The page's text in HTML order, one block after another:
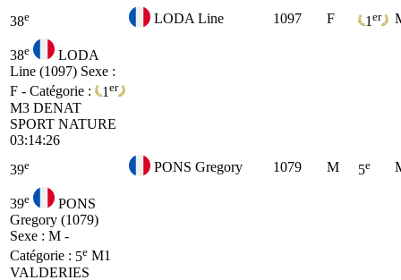
38e LODA Line 1097 F 1 er
38e
LODA
Line (1097) Sexe :
F - Catégorie :
1 er
M3 DENAT
SPORT NATURE
03:14:26
39e PONS Gregory 1079 M 5e
39e
PONS
Gregory (1079)
Sexe : M -
Catégorie : 5e M1
VALDERIES